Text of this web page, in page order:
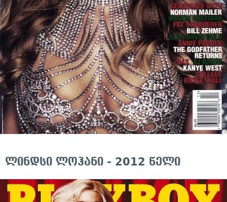
ლინდსი ლოჰანი - 2012 წელი